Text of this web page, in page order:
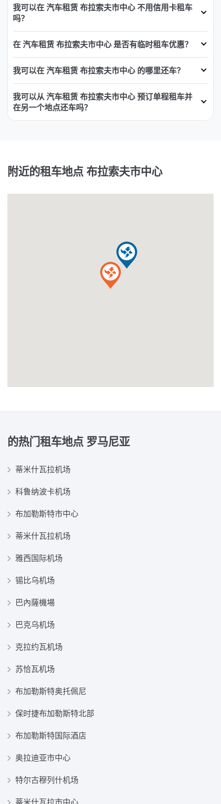
我可以在 汽车租赁 布拉索夫市中心 不用信用卡租车
吗？
在 汽车租赁 布拉索夫市中心 是否有临时租车优惠？
我可以在 汽车租赁 布拉索夫市中心 的哪里还车？
我可以从 汽车租赁 布拉索夫市中心 预订单程租车并
在另一个地点还车吗？
附近的租车地点 布拉索夫市中心
的热门租车地点 罗马尼亚
蒂米什瓦拉机场
科鲁纳波卡机场
布加勒斯特市中心
蒂米什瓦拉机场
雅西国际机场
锡比乌机场
巴內薩機場
巴克乌机场
克拉约瓦机场
苏恰瓦机场
布加勒斯特奥托佩尼
保时捷布加勒斯特北部
布加勒斯特国际酒店
奥拉迪亚市中心
特尔古穆列什机场
蒂米什瓦拉市中心